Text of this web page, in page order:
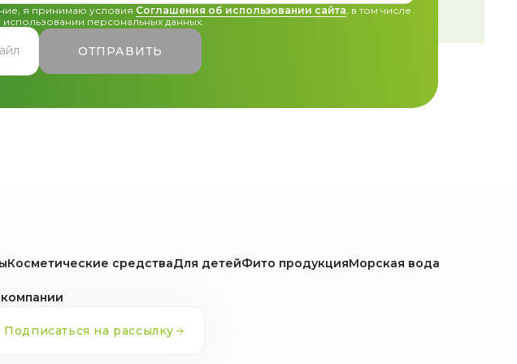
я принимаю условия Соглашения об использовании сайта, в том числе
использовании персональных данных.
ОТПРАВИТЬ
Косметические средстваДля детейФито продукцияМорская вода
Подписаться на рассылку